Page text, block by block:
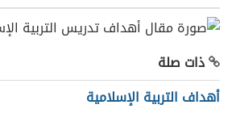
ذات صلة
أهداف التربية الإسلامية